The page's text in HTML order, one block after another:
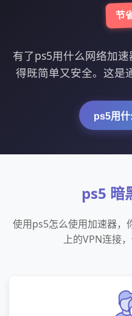
节
有了ps5用什么网络加
得既简单又安全。这是
ps5用
ps5 暗
使用ps5怎么使用加速器，
上的VPN连接